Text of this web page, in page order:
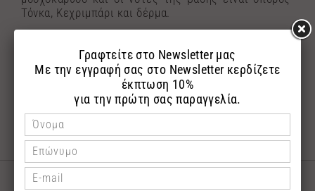
Τόνκα, Κεχριμπάρι και δέρμα.
αναρτήθηκε με σκοπό την εύκολη αναζήτηση του
αγαπημένου σας επώνυμου αρώματος.Τα αρώματα
αποστέλλονται σε γυάλινη συσκευασία με το
λογότυπο της εταιρίας μας.
ΣΧΕΤΙΚΑ ΠΡΟΪΟΝΤΑ